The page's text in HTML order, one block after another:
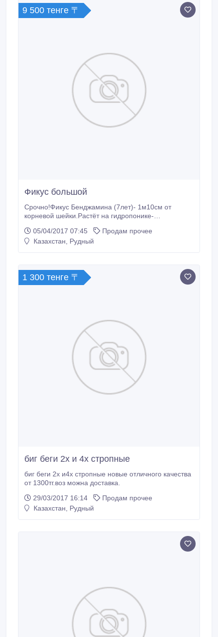
9 500 тенге 〒
Фикус большой
Срочно!Фикус Бенджамина (7лет)- 1м10см от
корневой шейки.Растёт на гидропонике-
пересадка в землю.Без проблемный, растёт вблизи
газовой плиты, не требователен к свету, хорошо
05/04/2017 07:45
Продам прочее
Казахстан, Рудный
1 300 тенге 〒
биг беги 2х и 4х стропные
биг беги 2х и4х стропные новые отличного качества
от 1300тг.воз можна доставка.
29/03/2017 16:14
Продам прочее
Казахстан, Рудный